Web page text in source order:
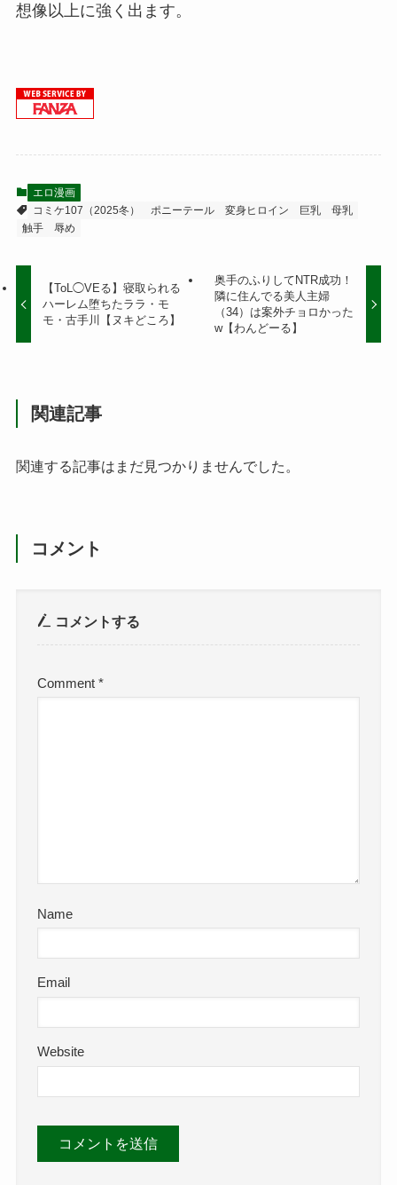
想像以上に強く出ます。
エロ漫画
コミケ107（2025冬）
ポニーテール 変身ヒロイン 巨乳
母乳
触手
辱め
【ToL◯VEる】寝取られる
ハーレム堕ちたララ・モ
モ・古手川【ヌキどころ】
奥手のふりしてNTR成功！
隣に住んでる美人主婦
（34）は案外チョロかった
w【わんどーる】
関連記事
関連する記事はまだ見つかりませんでした。
コメント
コメントする
Comment*
Name
Email
Website